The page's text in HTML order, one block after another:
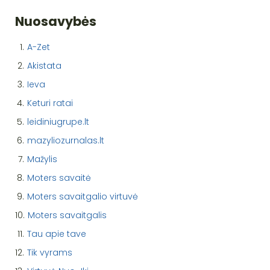
Nuosavybės
1. A-Zet
2. Akistata
3. Ieva
4. Keturi ratai
5. leidiniugrupe.lt
6. mazyliozurnalas.lt
7. Mažylis
8. Moters savaitė
9. Moters savaitgalio virtuvė
10. Moters savaitgalis
11. Tau apie tave
12. Tik vyrams